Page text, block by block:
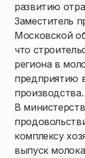
развитию
Заместитель
Московской
что
региона в
предприятию
производства.
В
комплексу
выпуск